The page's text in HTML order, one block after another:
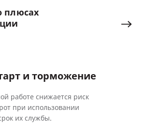
плюсах
и торможение
работе снижается риск
при использовании
их службы.